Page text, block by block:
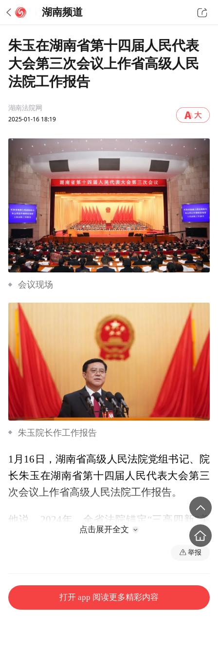
湖南频道
朱玉在湖南省第十四届人民代表
大会第三次会议上作省高级人民
法院工作报告
湖南法院网
2025-01-16 18:19
会议现场
朱玉院长作工作报告
1月16日，湖南省高级人民法院党组书记、院
长朱玉在湖南省第十四届人民代表大会第三
次会议上作省高级人民法院工作报告。
他说，2024年，全省法院锚定“三高四新”美
好蓝图，按照“讲政治、顾大局、精主业、强
队伍”总体要求和“聚焦中心大局、聚焦主责
责，助力建设更高水平平安湖南，服务保障
经济高质量发展，依法保障民生福祉，加大
点击展开全文
举报
打开 app 阅读更多精彩内容